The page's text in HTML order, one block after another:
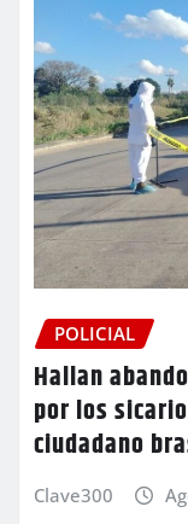
POLICIAL
Hallan
por los
ciudadano
Clave300